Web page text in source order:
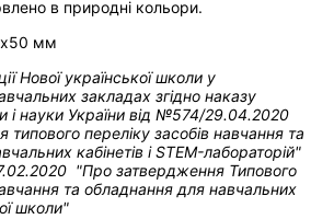
в природні кольори.
мм
Нової української школи у
закладах згідно наказу
і науки України від №574/29.04.2020
переліку засобів навчання та
кабінетів і STEM-лабораторій"
"Про затвердження Типового
та обладнання для навчальних
школи"